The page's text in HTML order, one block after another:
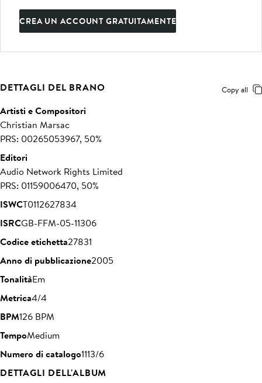
CREA UN ACCOUNT GRATUITAMENTE
DETTAGLI DEL BRANO Copy all
Artisti e Compositori
Christian Marsac
PRS: 00265053967, 50%
Editori
Audio Network Rights Limited
PRS: 01159006470, 50%
ISWCT0112627834
ISRCGB-FFM-05-11306
Codice etichetta27831
Anno di pubblicazione2005
TonalitàEm
Metrica4/4
BPM126 BPM
TempoMedium
Numero di catalogo1113/6
DETTAGLI DELL'ALBUM